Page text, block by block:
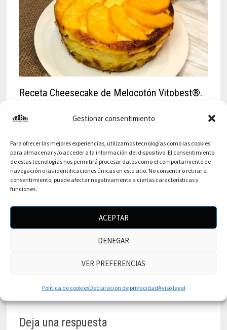
Gestionar consentimiento
Para ofrecer las mejores experiencias, utilizamos tecnologías como las cookies
para almacenar y/o acceder a la información del dispositivo. El consentimiento
de estas tecnologías nos permitirá procesar datos como el comportamiento de
navegación o las identificaciones únicas en este sitio. No consentir o retirar el
consentimiento, puede afectar negativamente a ciertas características y
funciones.
ACEPTAR
DENEGAR
VER PREFERENCIAS
Política de cookiesDeclaración de privacidadAviso legal
Receta Cheesecake de Melocotón Vitobest®.
Vídeo Receta Piña Colada Vitobest®.
Deja una respuesta